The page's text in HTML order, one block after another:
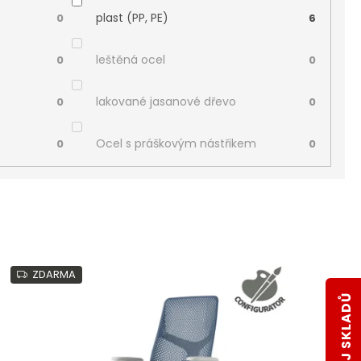
0 plast (PP, PE) 6
0 leštěná ocel 0
0 lakované jasanové dřevo 0
0 Ocel s práškovým nástřikem 0
ZDARMA